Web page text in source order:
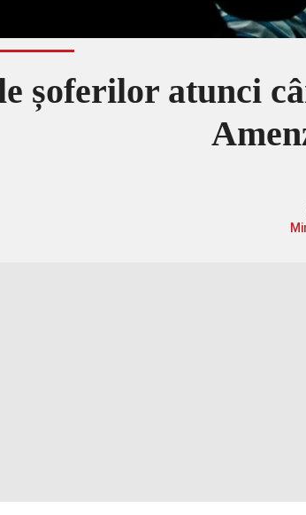
șoferilor atunci